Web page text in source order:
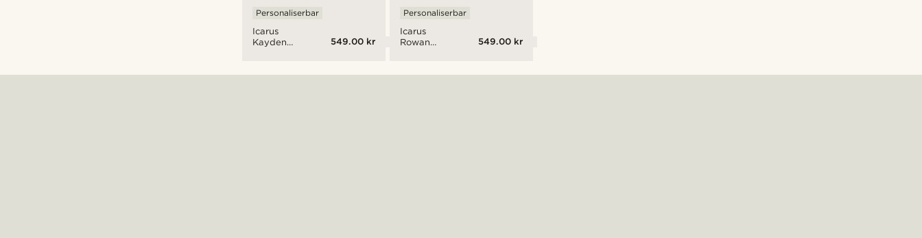
Icarus
Kayden
Personaliserbar
549.00 kr
Icarus
Rowan
Tag med
Personaliserbar
549.00 kr